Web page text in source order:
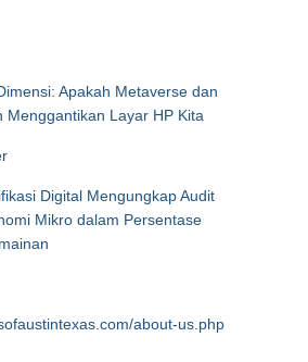
Apakah Metaverse dan
Menggantikan Layar HP Kita
Digital Mengungkap Audit
Mikro dalam Persentase
about-us.php